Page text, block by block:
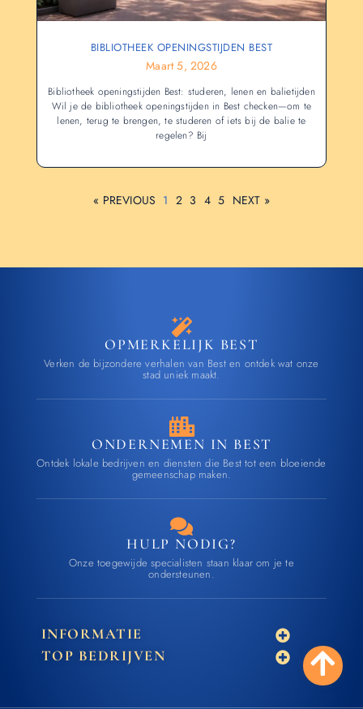
BIBLIOTHEEK OPENINGSTIJDEN BEST
Maart 5, 2026
Bibliotheek openingstijden Best: studeren, lenen en balietijden
Wil je de bibliotheek openingstijden in Best checken—om te
lenen, terug te brengen, te studeren of iets bij de balie te
regelen? Bij
« PREVIOUS 1 2 3 4 5 NEXT »
OPMERKELIJK BEST
Verken de bijzondere verhalen van Best en ontdek wat onze
stad uniek maakt.
ONDERNEMEN IN BEST
Ontdek lokale bedrijven en diensten die Best tot een bloeiende
gemeenschap maken.
HULP NODIG?
Onze toegewijde specialisten staan klaar om je te
ondersteunen.
INFORMATIE
TOP BEDRIJVEN